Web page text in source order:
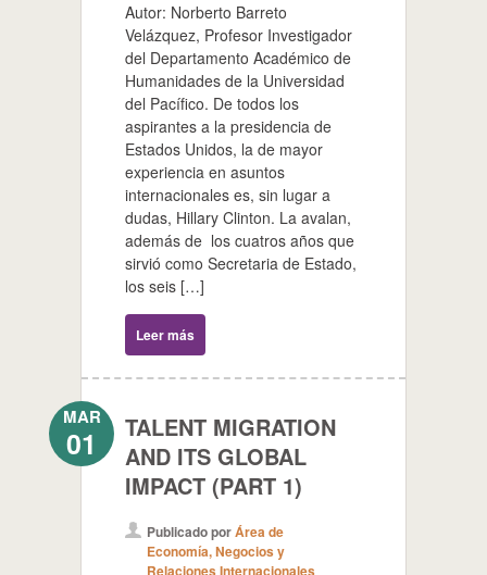
Autor: Norberto Barreto
Velázquez, Profesor Investigador
del Departamento Académico de
Humanidades de la Universidad
del Pacífico. De todos los
aspirantes a la presidencia de
Estados Unidos, la de mayor
experiencia en asuntos
internacionales es, sin lugar a
dudas, Hillary Clinton. La avalan,
además de los cuatros años que
sirvió como Secretaria de Estado,
los seis […]
Leer más
MAR
01
TALENT MIGRATION
AND ITS GLOBAL
IMPACT (PART 1)
Publicado porÁrea de
Economía, Negocios y
Relaciones Internacionales